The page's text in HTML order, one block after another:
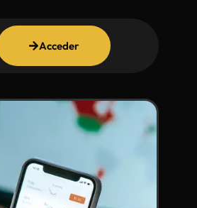
Acceder